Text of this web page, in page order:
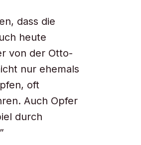
dass die
heute
von der Otto-
nur ehemals
oft
Auch Opfer
durch